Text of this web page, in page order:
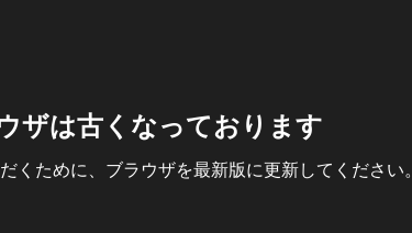
ザは古くなっております
ために、ブラウザを最新版に更新してください。